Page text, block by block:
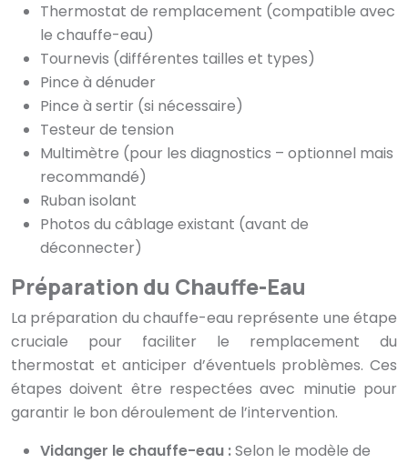
Thermostat de remplacement (compatible avec
le chauffe-eau)
Tournevis (différentes tailles et types)
Pince à dénuder
Pince à sertir (si nécessaire)
Testeur de tension
Multimètre (pour les diagnostics – optionnel mais
recommandé)
Ruban isolant
Photos du câblage existant (avant de
déconnecter)
Préparation du Chauffe-Eau
La préparation du chauffe-eau représente une étape
cruciale pour faciliter le remplacement du
thermostat et anticiper d’éventuels problèmes. Ces
étapes doivent être respectées avec minutie pour
garantir le bon déroulement de l’intervention.
Vidanger le chauffe-eau :Selon le modèle de